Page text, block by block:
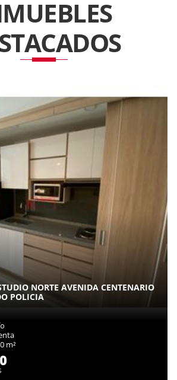
NORTE AVENIDA CENTENARIO
POLICIA
m²